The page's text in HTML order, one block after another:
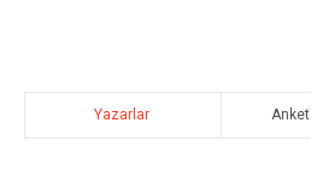
Yazarlar Anket